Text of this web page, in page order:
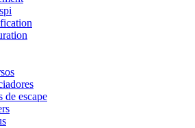
de escape